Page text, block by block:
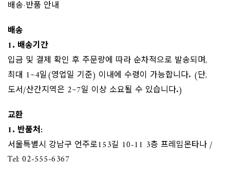
배송·반품 안내
배송
1. 배송기간
입금 및 결제 확인 후 주문량에 따라 순차적으로 발송되며,
최대 1~4일(영업일 기준) 이내에 수령이 가능합니다. (단,
도서/산간지역은 2~7일 이상 소요될 수 있습니다.)
교환
1. 반품처:
서울특별시 강남구 언주로153길 10-11 3층 프레임몬타나 /
Tel: 02-555-6367